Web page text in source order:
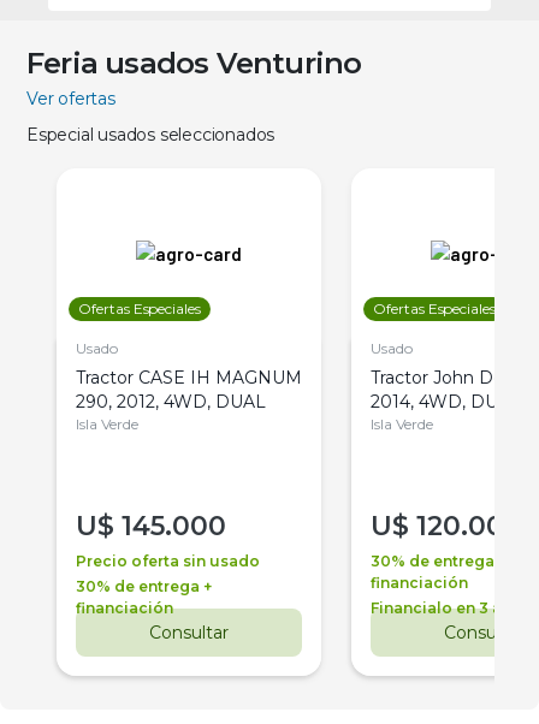
Feria usados Venturino
Ver ofertas
Especial usados seleccionados
Ofertas Especiales
Usado
Tractor CASE IH MAGNUM
290, 2012, 4WD, DUAL
Isla Verde
U$ 145.000
Precio oferta sin usado
30% de entrega +
financiación
Consultar
Ofertas Especiales
Usado
Tractor John Deere
2014, 4WD, DUAL
Isla Verde
U$ 120.000
30% de entrega +
financiación
Financialo en 3 años
Consultar